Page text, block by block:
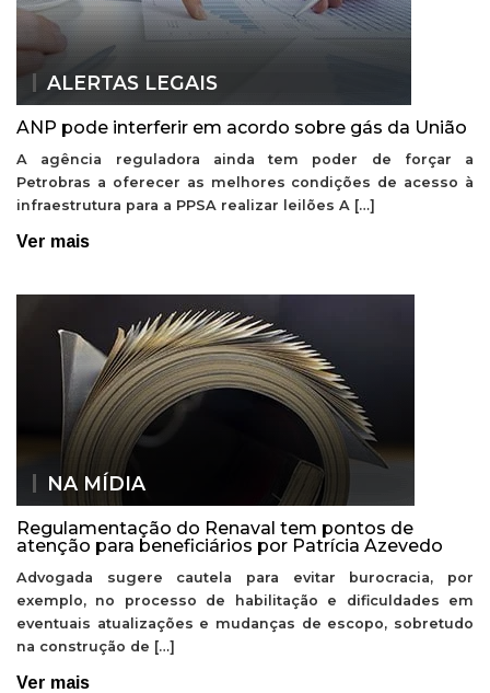
ALERTAS LEGAIS
ANP pode interferir em acordo sobre gás da União
A agência reguladora ainda tem poder de forçar a
Petrobras a oferecer as melhores condições de acesso à
infraestrutura para a PPSA realizar leilões A […]
Ver mais
NA MÍDIA
Regulamentação do Renaval tem pontos de
atenção para beneficiários por Patrícia Azevedo
Advogada sugere cautela para evitar burocracia, por
exemplo, no processo de habilitação e dificuldades em
eventuais atualizações e mudanças de escopo, sobretudo
na construção de […]
Ver mais